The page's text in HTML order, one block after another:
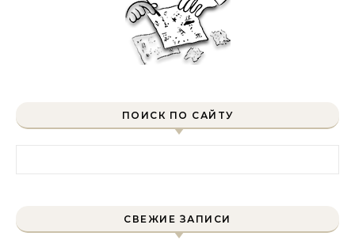
ПОИСК ПО САЙТУ
СВЕЖИЕ ЗАПИСИ